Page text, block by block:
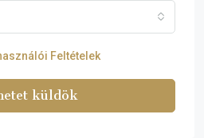
Feltételek
küldök